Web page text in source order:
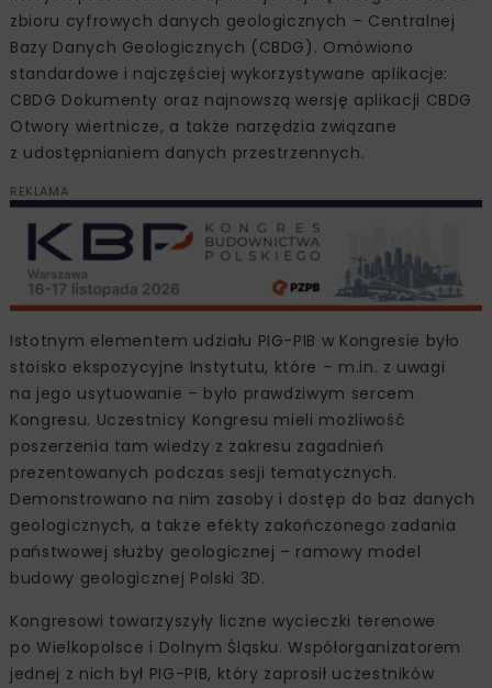
zbioru cyfrowych danych geologicznych – Centralnej
Bazy Danych Geologicznych (CBDG). Omówiono
standardowe i najczęściej wykorzystywane aplikacje:
CBDG Dokumenty oraz najnowszą wersję aplikacji CBDG
Otwory wiertnicze, a także narzędzia związane
z udostępnianiem danych przestrzennych.
REKLAMA
Istotnym elementem udziału PIG-PIB w Kongresie było
stoisko ekspozycyjne Instytutu, które – m.in. z uwagi
na jego usytuowanie – było prawdziwym sercem
Kongresu. Uczestnicy Kongresu mieli możliwość
poszerzenia tam wiedzy z zakresu zagadnień
prezentowanych podczas sesji tematycznych.
Demonstrowano na nim zasoby i dostęp do baz danych
geologicznych, a także efekty zakończonego zadania
państwowej służby geologicznej – ramowy model
budowy geologicznej Polski 3D.
Kongresowi towarzyszyły liczne wycieczki terenowe
po Wielkopolsce i Dolnym Śląsku. Współorganizatorem
jednej z nich był PIG-PIB, który zaprosił uczestników